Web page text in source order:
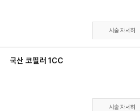
시술 자세히
국산 코필러 1CC
시술 자세히